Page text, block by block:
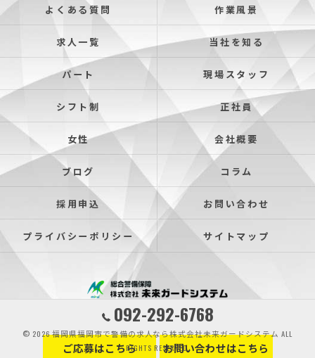
092-292-6768
ご応募はこちら お問い合わせはこちら
よくある質問 作業風景
求人一覧 当社を知る
パート 現場スタッフ
シフト制 正社員
女性 会社概要
ブログ コラム
採用申込 お問い合わせ
プライバシーポリシー サイトマップ
© 2026 福岡県福岡市で警備の求人なら株式会社未来ガードシステム ALL
RIGHTS RESERVED.